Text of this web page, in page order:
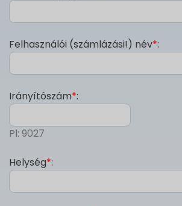
Felhasználói (számlázási!) név*:
Irányítószám*:
Pl: 9027
Helység*: